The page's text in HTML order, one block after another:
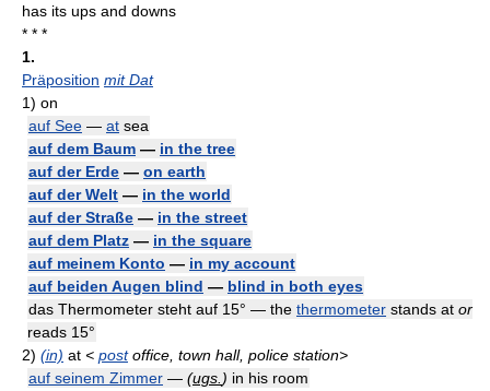
has its ups and downs
* * *
1.
Präposition mit Dat
1) on
auf See — at sea
auf dem Baum — in the tree
auf der Erde — on earth
auf der Welt — in the world
auf der Straße — in the street
auf dem Platz — in the square
auf meinem Konto — in my account
auf beiden Augen blind — blind in both eyes
das Thermometer steht auf 15° — the thermometer stands at or
reads 15°
2) (in) at < postoffice, town hall, police station>
auf seinem Zimmer — (ugs. ) in his room